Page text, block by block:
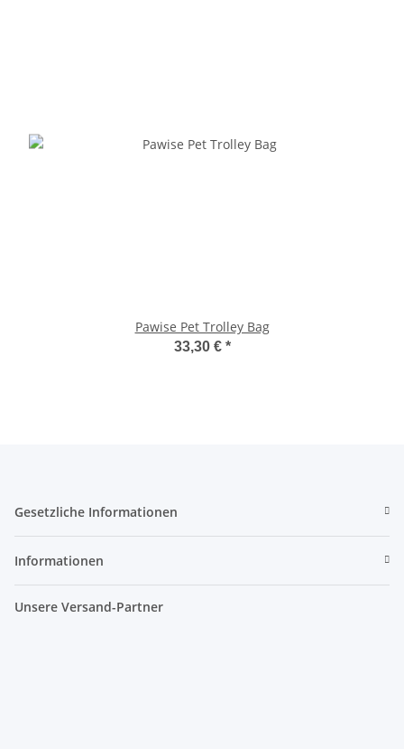
Pawise Pet Trolley Bag
33,30 € *
Gesetzliche Informationen
Informationen
Unsere Versand-Partner